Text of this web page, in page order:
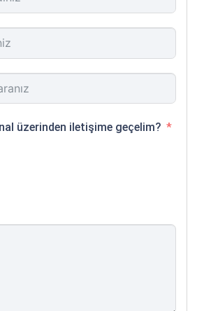
üzerinden iletişime geçelim?